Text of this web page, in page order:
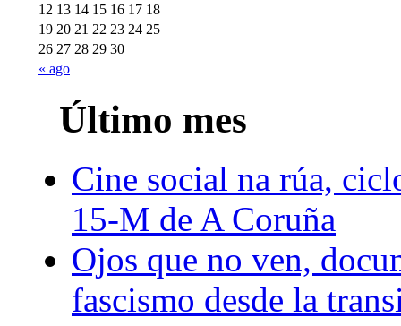
« ago
12 13 14 15 16 17 18
19 20 21 22 23 24 25
26 27 28 29 30
Último mes
Cine social na rúa,
15-M de A Coruña
Ojos que no ven,
fascismo desde la